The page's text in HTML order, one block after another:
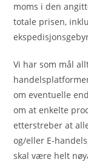
moms i den
totale prisen,
Vi har som mål
om eventuelle
om at enkelte
etterstreber at
og/eller E-
skal være helt